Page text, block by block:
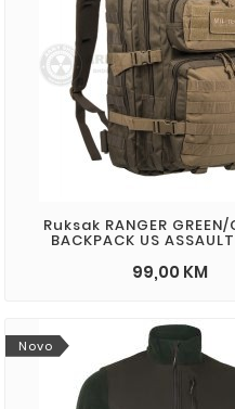
Ruksak RANGER GREEN/
BACKPACK US
99,00 KM
Novo